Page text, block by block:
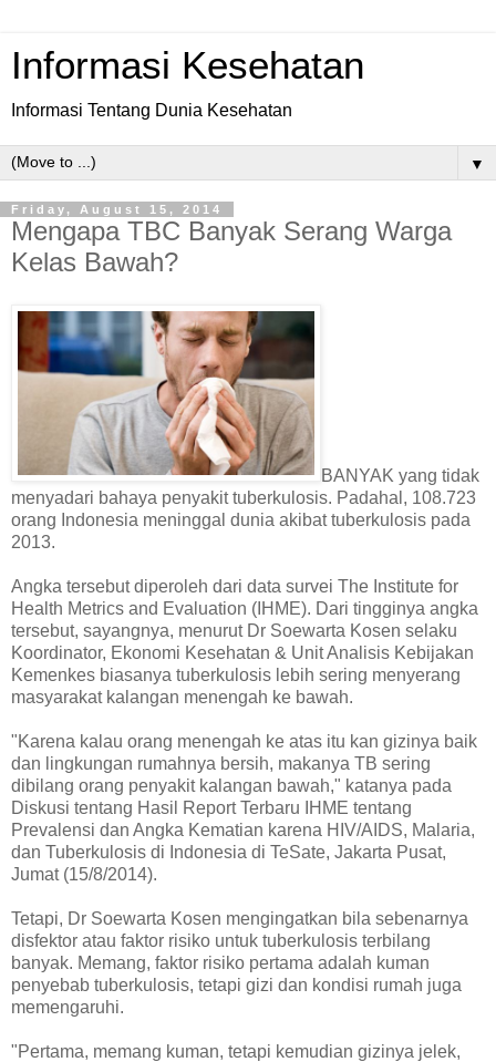
Informasi Kesehatan
Informasi Tentang Dunia Kesehatan
▼
Friday, August 15, 2014
Mengapa TBC Banyak Serang Warga
Kelas Bawah?
BANYAK yang tidak
menyadari bahaya penyakit tuberkulosis. Padahal, 108.723
orang Indonesia meninggal dunia akibat tuberkulosis pada
2013.
Angka tersebut diperoleh dari data survei The Institute for
Health Metrics and Evaluation (IHME). Dari tingginya angka
tersebut, sayangnya, menurut Dr Soewarta Kosen selaku
Koordinator, Ekonomi Kesehatan & Unit Analisis Kebijakan
Kemenkes biasanya tuberkulosis lebih sering menyerang
masyarakat kalangan menengah ke bawah.
"Karena kalau orang menengah ke atas itu kan gizinya baik
dan lingkungan rumahnya bersih, makanya TB sering
dibilang orang penyakit kalangan bawah," katanya pada
Diskusi tentang Hasil Report Terbaru IHME tentang
Prevalensi dan Angka Kematian karena HIV/AIDS, Malaria,
dan Tuberkulosis di Indonesia di TeSate, Jakarta Pusat,
Jumat (15/8/2014).
Tetapi, Dr Soewarta Kosen mengingatkan bila sebenarnya
disfektor atau faktor risiko untuk tuberkulosis terbilang
banyak. Memang, faktor risiko pertama adalah kuman
penyebab tuberkulosis, tetapi gizi dan kondisi rumah juga
memengaruhi.
"Pertama, memang kuman, tetapi kemudian gizinya jelek,